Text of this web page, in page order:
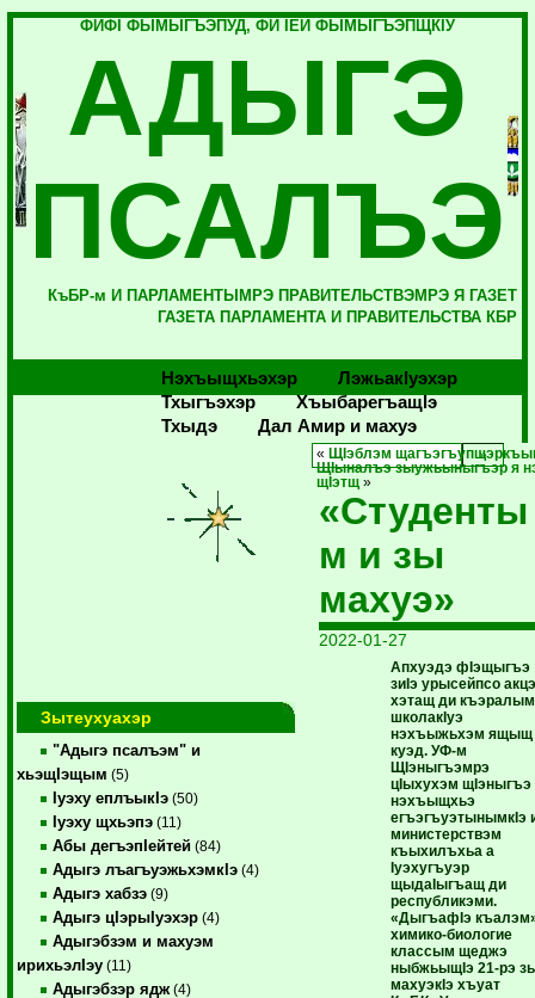
ФИФI ФЫМЫГЪЭПУД, ФИ IЕЙ ФЫМЫГЪЭПЩКIУ
АДЫГЭ
ПСАЛЪЭ
КъБР-м И ПАРЛАМЕНТЫМРЭ ПРАВИТЕЛЬСТВЭМРЭ Я ГАЗЕТ
ГАЗЕТА ПАРЛАМЕНТА И ПРАВИТЕЛЬСТВА КБР
Нэхъыщхьэхэр
Лэжьакlуэхэр
Тхыгъэхэр
Хъыбарегъащlэ
Тхыдэ
Дал Амир и махуэ
Зытеухуахэр
"Адыгэ псалъэм" и
хьэщIэщым (5)
Iуэху еплъыкIэ (50)
Iуэху щхьэпэ (11)
Абы дегъэпIейтей (84)
Адыгэ лъагъуэжьхэмкIэ (4)
Адыгэ хабзэ (9)
Адыгэ цIэрыIуэхэр (4)
Адыгэбзэм и махуэм
ирихьэлIэу (11)
Адыгэбзэр ядж (4)
« ЩIэблэм
ЩIыналъэ зыужьыныгъэр я
щIэтщ »
«Студенты
м и зы
махуэ»
2022-01-27
Апхуэдэ фIэщыгъэ
зиIэ урысейпсо
хэтащ ди
школакIуэ
нэхъыжьхэм ящыщ
куэд. УФ-м
ЩIэныгъэмрэ
цIыхухэм щIэныгъэ
нэхъыщхьэ
егъэгъуэтынымкIэ
министерствэм
къыхилъхьа а
Iуэхугъуэр
щыдаIыгъащ ди
республикэми.
«ДыгъафIэ
химико-биологие
классым щеджэ
ныбжьыщIэ 21-рэ
махуэкIэ хъуат